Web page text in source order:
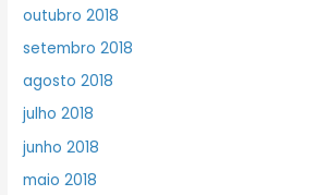
outubro 2018
setembro 2018
agosto 2018
julho 2018
junho 2018
maio 2018